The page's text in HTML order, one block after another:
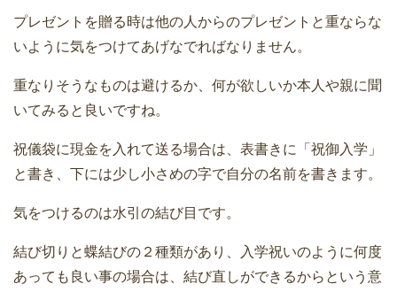
プレゼントを贈る時は他の人からのプレゼントと重ならな
いように気をつけてあげなでればなりません。
重なりそうなものは避けるか、何が欲しいか本人や親に聞
いてみると良いですね。
祝儀袋に現金を入れて送る場合は、表書きに「祝御入学」
と書き、下には少し小さめの字で自分の名前を書きます。
気をつけるのは水引の結び目です。
結び切りと蝶結びの２種類があり、入学祝いのように何度
あっても良い事の場合は、結び直しができるからという意